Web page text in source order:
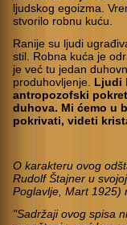
ljudskog egoizma.
stvorilo robnu kuću.
Ranije su ljudi
stil. Robna kuća je
je već tu jedan
produhovljenje. Ljudi
antropozofski
duhova. Mi ćemo u
pokrivati, videti
O karakteru ovog
Rudolf Štajner u
Poglavlje, Mart 1925)
"Sadržaji ovog spisa